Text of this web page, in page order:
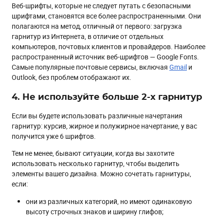
Веб-шрифты, которые не следует путать с безопасными
шрифтами, становятся все более распространенными. Они
полагаются на метод, отличный от первого: загрузка
гарнитур из Интернета, в отличие от отдельных
компьютеров, почтовых клиентов и провайдеров. Наиболее
распространенный источник веб-шрифтов — Google Fonts.
Самые популярные почтовые сервисы, включая Gmail и
Outlook, без проблем отображают их.
4. Не используйте больше 2-х гарнитур
Если вы будете использовать различные начертания
гарнитур: курсив, жирное и полужирное начертание, у вас
получится уже 6 шрифтов.
Тем не менее, бывают ситуации, когда вы захотите
использовать несколько гарнитур, чтобы выделить
элементы вашего дизайна. Можно сочетать гарнитуры,
если:
они из различных категорий, но имеют одинаковую
высоту строчных знаков и ширину глифов;